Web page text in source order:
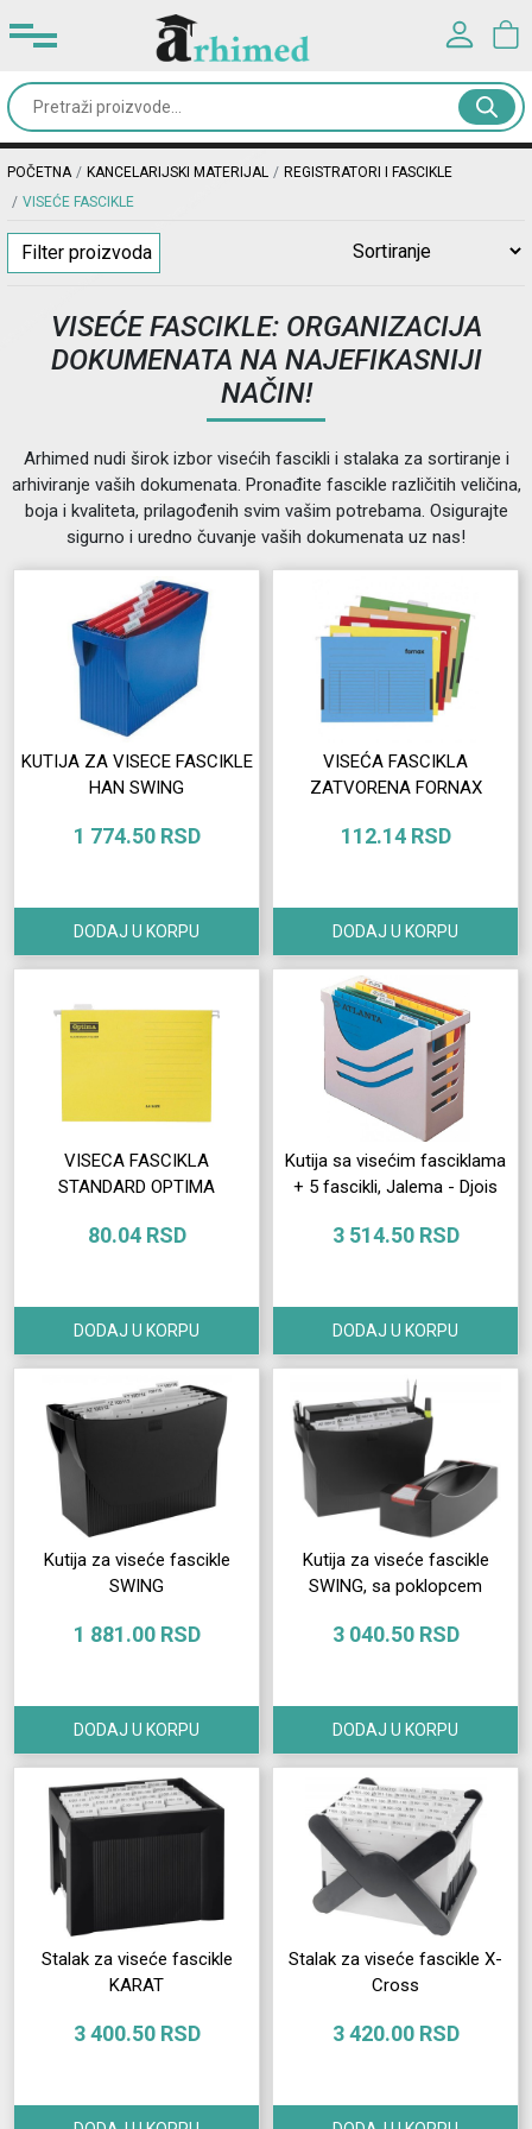
Kancelarijski
materijal
Školski
pribor
torbe
i
oprema
Prijava
korisnika
Registracija
korisnika
Korisničko ime*
PRIJAVA
Registracija |
POČETNA KANCELARIJSKI MATERIJAL
REGISTRATORI I FASCIKLE
VISEĆE FASCIKLE
Filter proizvoda
VISEĆE FASCIKLE: ORGANIZACIJA
DOKUMENATA NA NAJEFIKASNIJI
NAČIN!
Arhimed nudi širok izbor visećih fascikli i stalaka za sortiranje i
arhiviranje vaših dokumenata. Pronađite fascikle različitih veličina,
boja i kvaliteta, prilagođenih svim vašim potrebama. Osigurajte
sigurno i uredno čuvanje vaših dokumenata uz nas!
KUTIJA ZA VISECE FASCIKLE
HAN SWING
1 774.50 RSD
DODAJ U KORPU
VISEĆA FASCIKLA
ZATVORENA FORNAX
112.14 RSD
DODAJ U KORPU
VISECA FASCIKLA
STANDARD OPTIMA
80.04 RSD
DODAJ U KORPU
Kutija sa visećim fasciklama
+ 5 fascikli, Jalema - Djois
3 514.50 RSD
DODAJ U KORPU
Kutija za viseće fascikle
SWING
1 881.00 RSD
DODAJ U KORPU
Kutija za viseće fascikle
SWING, sa poklopcem
3 040.50 RSD
DODAJ U KORPU
Stalak za viseće fascikle
KARAT
3 400.50 RSD
Stalak za viseće fascikle X-
Cross
3 420.00 RSD